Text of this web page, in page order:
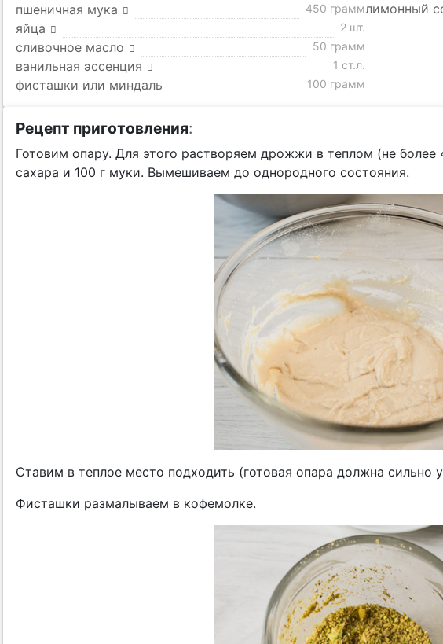
пшеничная мука 450 грамм
яйца 2 шт.
сливочное масло 50 грамм
ванильная эссенция 1 ст.л.
фисташки или миндаль 100 грамм
лимонный
Рецепт приготовления:
Готовим опару. Для этого растворяем дрожжи в теплом (не более
сахара и 100 г муки. Вымешиваем до однородного состояния.
Ставим в теплое место подходить (готовая опара должна сильно
Фисташки размалываем в кофемолке.